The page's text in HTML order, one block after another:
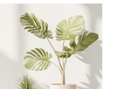
étapes de
que vous soyez